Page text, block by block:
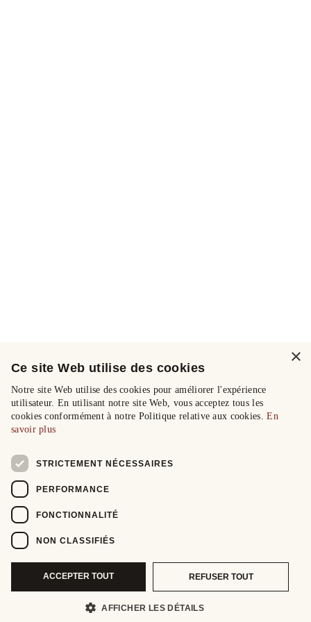
×
Ce site Web utilise des cookies
Notre site Web utilise des cookies pour améliorer l'expérience
utilisateur. En utilisant notre site Web, vous acceptez tous les
cookies conformément à notre Politique relative aux cookies.En
savoir plus
STRICTEMENT NÉCESSAIRES
PERFORMANCE
FONCTIONNALITÉ
NON CLASSIFIÉS
ACCEPTER TOUT REFUSER TOUT
AFFICHER LES DÉTAILS